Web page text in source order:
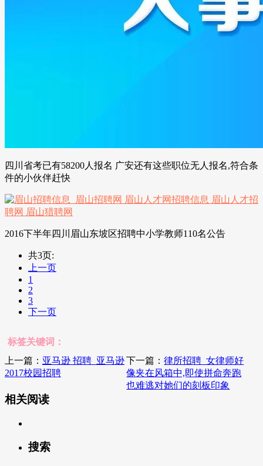
四川省考已有58200人报名 广安还有这些职位无人报名,符合条
件的小伙伴赶快
2016下半年四川眉山东坡区招聘中小学教师110名公告
共3页:
上一页
1
2
3
下一页
标签关键词：
上一篇： 亚马逊 招聘_亚马逊
2017校园招聘
下一篇：律所招聘_女律师好
像夹在风箱中,即使拼命奔跑
也难逃对她们的刻板印象
相关阅读
搜索